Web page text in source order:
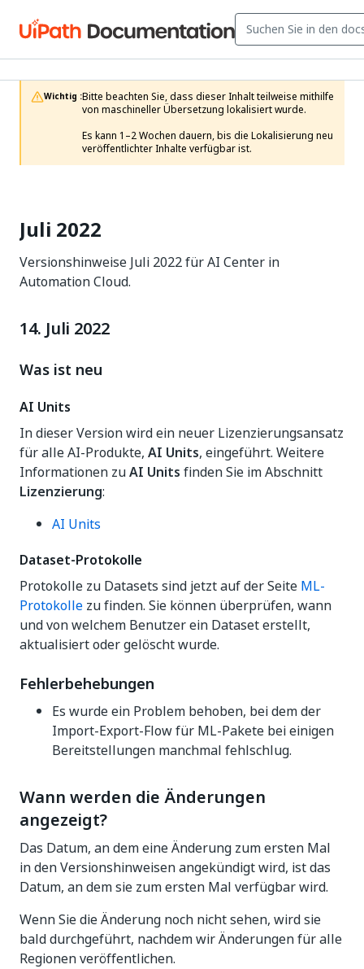
Wichtig :Bitte beachten Sie, dass dieser Inhalt teilweise mithilfe
von maschineller Übersetzung lokalisiert wurde.
Es kann 1–2 Wochen dauern, bis die Lokalisierung neu
veröffentlichter Inhalte verfügbar ist.
Juli 2022
Versionshinweise Juli 2022 für AI Center in
Automation Cloud.
14. Juli 2022
Was ist neu
AI Units
In dieser Version wird ein neuer Lizenzierungsansatz
für alle AI-Produkte, AI Units, eingeführt. Weitere
Informationen zuAI Units finden Sie im Abschnitt
Lizenzierung:
AI Units
Dataset-Protokolle
Protokolle zu Datasets sind jetzt auf der Seite ML-
Protokolle zu finden. Sie können überprüfen, wann
und von welchem Benutzer ein Dataset erstellt,
aktualisiert oder gelöscht wurde.
Fehlerbehebungen
Es wurde ein Problem behoben, bei dem der
Import-Export-Flow für ML-Pakete bei einigen
Bereitstellungen manchmal fehlschlug.
Wann werden die Änderungen
angezeigt?
Das Datum, an dem eine Änderung zum ersten Mal
in den Versionshinweisen angekündigt wird, ist das
Datum, an dem sie zum ersten Mal verfügbar wird.
Wenn Sie die Änderung noch nicht sehen, wird sie
bald durchgeführt, nachdem wir Änderungen für alle
Regionen veröffentlichen.